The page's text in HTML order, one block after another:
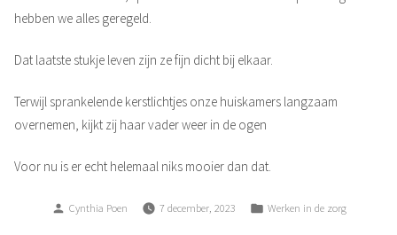
hebben we alles geregeld.
Dat laatste stukje leven zijn ze fijn dicht bij elkaar.
Terwijl sprankelende kerstlichtjes onze huiskamers langzaam
overnemen, kijkt zij haar vader weer in de ogen
Voor nu is er echt helemaal niks mooier dan dat.
Posted
Cynthia Poen 7 december, 2023
Posted
Werken in de zorg